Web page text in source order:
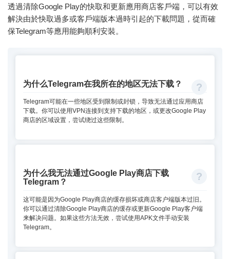
透過清除Google Play的快取和更新應用商店客戶端，可以有效
解決由於快取過多或客戶端版本過時引起的下載問題，從而確
保Telegram等應用能夠順利安裝。
为什么Telegram在我所在的地区无法下载？
Telegram可能在一些地区受到限制或封锁，导致无法通过应用商店
下载。你可以使用VPN连接到支持下载的地区，或更改Google Play
商店的区域设置，尝试绕过这些限制。
为什么我无法通过Google Play商店下载
Telegram？
这可能是因为Google Play商店的缓存损坏或商店客户端版本过旧。
你可以通过清除Google Play商店的缓存或更新Google Play客户端
来解决问题。如果这些方法无效，尝试使用APK文件手动安装
Telegram。